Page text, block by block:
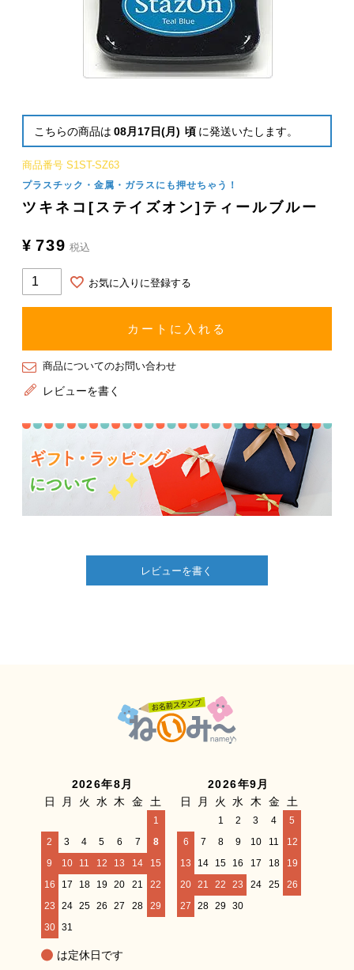
こちらの商品は 08月17日(月) 頃 に発送いたします。
商品番号 S1ST-SZ63
プラスチック・金属・ガラスにも押せちゃう！
ツキネコ[ステイズオン]ティールブルー
¥ 739 税込
お気に入りに登録する
カートに入れる
商品についてのお問い合わせ
レビューを書く
レビューを書く
2026年8月
日
月 火 水 木 金 土
1
2
3 4 5 6 7
8
9
10 11 12 13 14
15
16
17 18 19 20 21
22
23
24 25 26 27 28
29
30
31
2026年9月
日
月 火 水 木 金 土
1 2 3 4
5
6
7 8 9 10 11
12
13
14 15 16 17 18
19
20 21 22 23 24 25
26
27
28 29 30
は定休日です